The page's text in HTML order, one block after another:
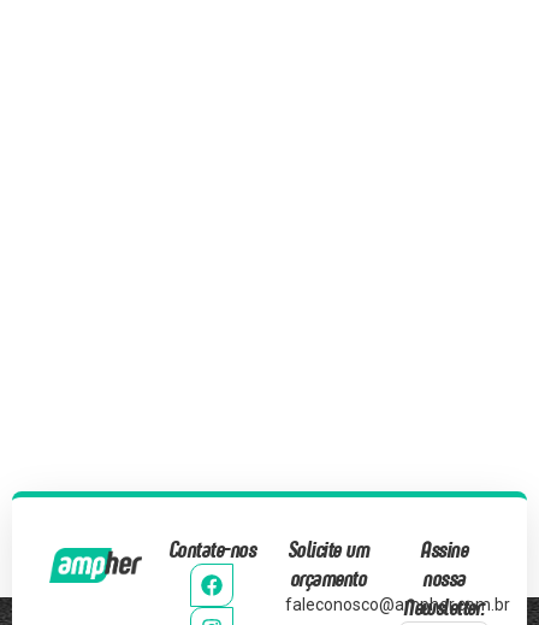
Contate-nos
Solicite um
orçamento
faleconosco@ampher.com.br
Assine
nossa
Newsletter: